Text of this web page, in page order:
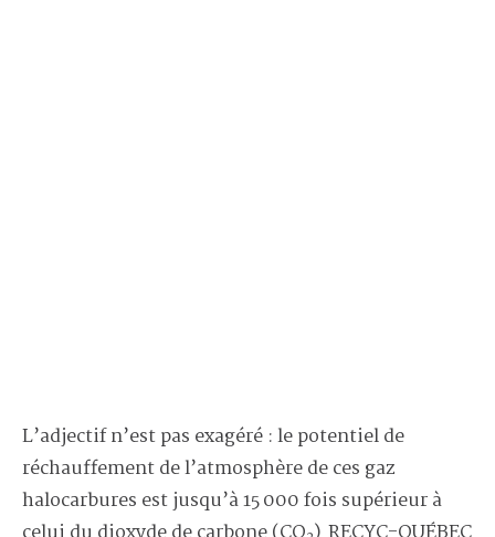
L’adjectif n’est pas exagéré : le potentiel de
réchauffement de l’atmosphère de ces gaz
halocarbures est jusqu’à 15 000 fois supérieur à